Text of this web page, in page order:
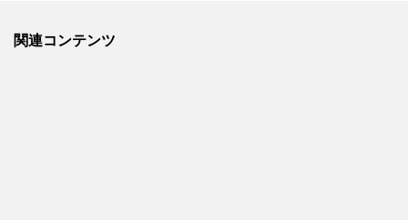
関連コンテンツ